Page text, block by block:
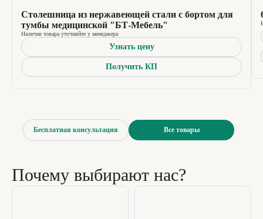
Бесплатная консультация Все товары
Столешница из нержавеющей стали с бортом для
тумбы медицинской "БТ-Мебель"
Наличие товара уточняйте у менеджера
Узнать цену
Получить КП
Почему выбирают нас?